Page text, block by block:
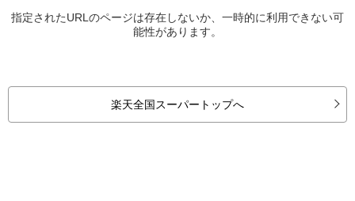
指定されたURLのページは存在しないか、一時的に利用できない可
能性があります。
楽天全国スーパートップへ